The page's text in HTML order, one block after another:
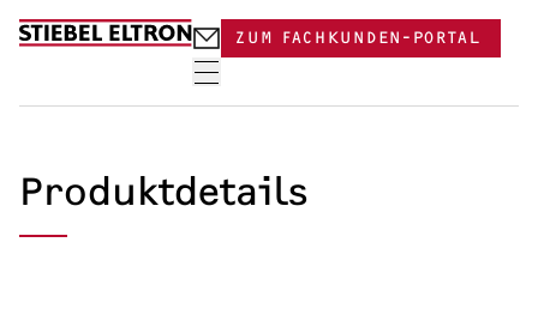
ZUM FACHKUNDEN-PORTAL
Produktdetails